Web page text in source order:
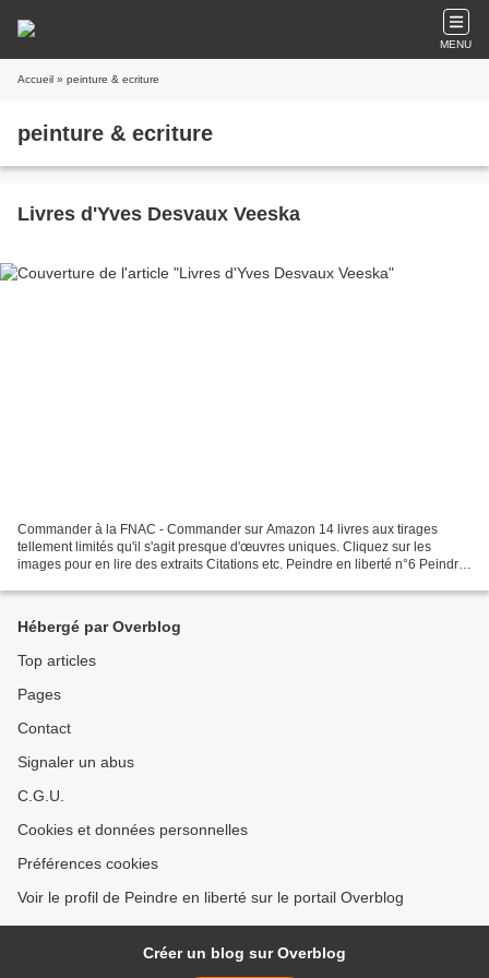
MENU
Accueil » peinture & ecriture
peinture & ecriture
Livres d'Yves Desvaux Veeska
Commander à la FNAC - Commander sur Amazon 14 livres aux tirages
tellement limités qu'il s'agit presque d'œuvres uniques. Cliquez sur les
images pour en lire des extraits Citations etc. Peindre en liberté n°6 Peindre
Hébergé par Overblog
Top articles
Pages
Contact
Signaler un abus
C.G.U.
Cookies et données personnelles
Préférences cookies
Voir le profil de Peindre en liberté sur le portail Overblog
Créer un blog sur Overblog